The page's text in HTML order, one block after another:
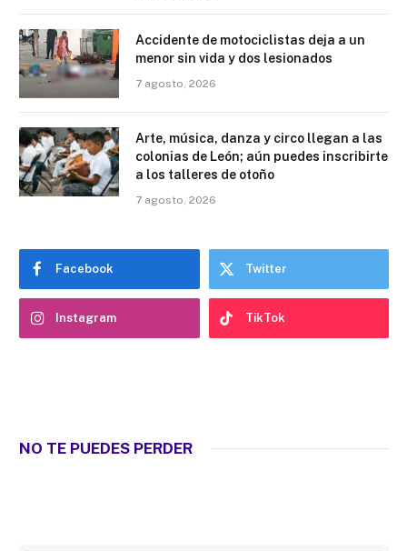
Accidente de motociclistas deja a un
menor sin vida y dos lesionados
7 agosto, 2026
Arte, música, danza y circo llegan a las
colonias de León; aún puedes inscribirte
a los talleres de otoño
7 agosto, 2026
Facebook Twitter
Instagram TikTok
NO TE PUEDES PERDER